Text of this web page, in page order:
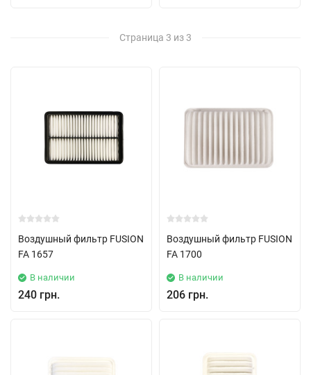
Страница 3 из 3
Воздушный фильтр FUSION
FA 1657
В наличии
240 грн.
Воздушный фильтр FUSION
FA 1700
В наличии
206 грн.